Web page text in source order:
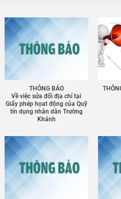
Chia sẻ
THÔNG BÁO
Về việc sửa đổi địa chỉ tại
Giấy phép họat động của Quỹ
tín dụng nhân dân Trường
Khánh